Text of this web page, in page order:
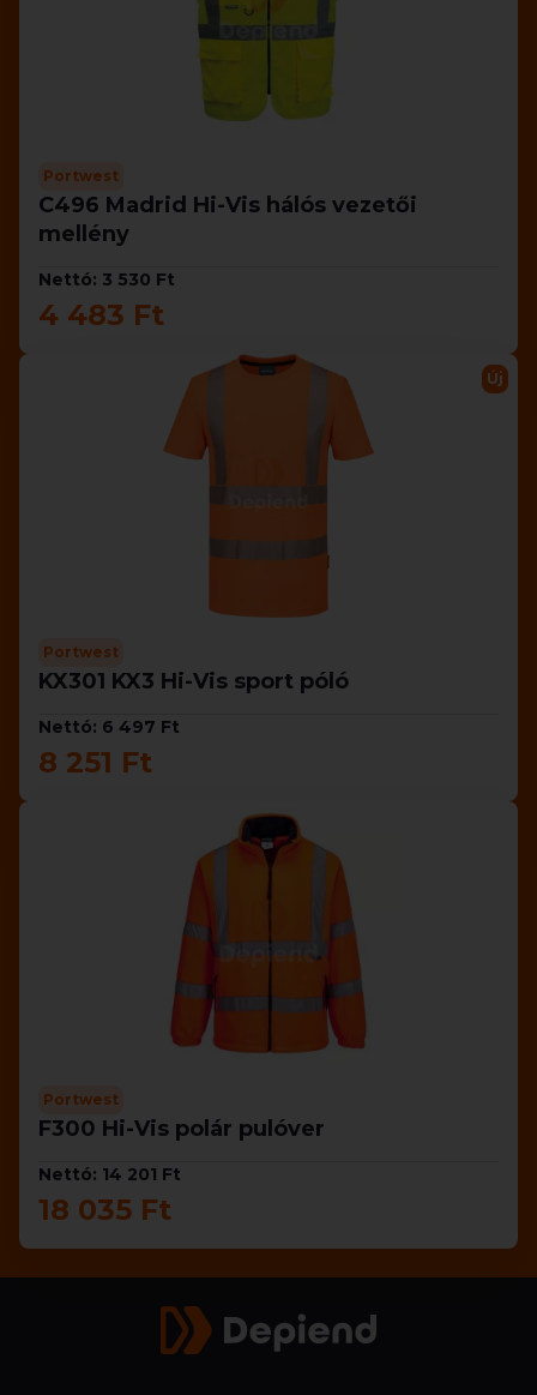
Portwest
C496 Madrid Hi-Vis hálós vezetői
mellény
Nettó: 3 530 Ft
4 483 Ft
Új
Portwest
KX301 KX3 Hi-Vis sport póló
Nettó: 6 497 Ft
8 251 Ft
Portwest
F300 Hi-Vis polár pulóver
Nettó: 14 201 Ft
18 035 Ft